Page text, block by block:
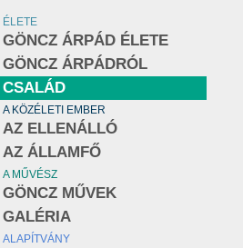
ÉLETE
GÖNCZ ÁRPÁD ÉLETE
GÖNCZ ÁRPÁDRÓL
CSALÁD
A KÖZÉLETI EMBER
AZ ELLENÁLLÓ
AZ ÁLLAMFŐ
A MŰVÉSZ
GÖNCZ MŰVEK
GALÉRIA
ALAPÍTVÁNY